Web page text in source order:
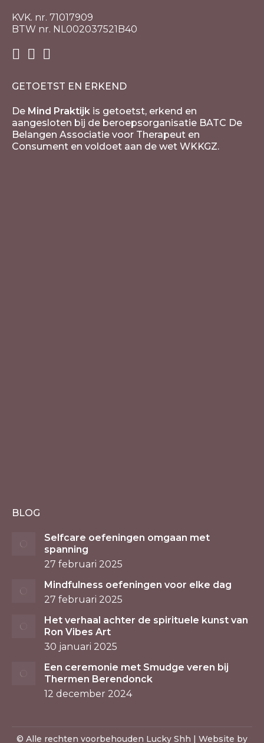
KVK. nr. 71017909
BTW nr. NL002037521B40
GETOETST EN ERKEND
De Mind Praktijk is getoetst, erkend en
aangesloten bij de beroepsorganisatie BATC De
Belangen Associatie voor Therapeut en
Consument en voldoet aan de wet WKKGZ.
BLOG
Selfcare oefeningen omgaan met
spanning
27 februari 2025
Mindfulness oefeningen voor elke dag
27 februari 2025
Het verhaal achter de spirituele kunst van
Ron Vibes Art
30 januari 2025
Een ceremonie met Smudge veren bij
Thermen Berendonck
12 december 2024
© Alle rechten voorbehouden Lucky Shh | Website by